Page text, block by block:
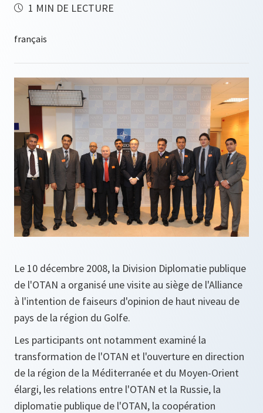
1 MIN DE LECTURE
Le 10 décembre 2008, la Division Diplomatie publique
de l'OTAN a organisé une visite au siège de l'Alliance
à l'intention de faiseurs d'opinion de haut niveau de
pays de la région du Golfe.
Les participants ont notamment examiné la
transformation de l'OTAN et l'ouverture en direction
de la région de la Méditerranée et du Moyen-Orient
élargi, les relations entre l'OTAN et la Russie, la
diplomatie publique de l'OTAN, la coopération